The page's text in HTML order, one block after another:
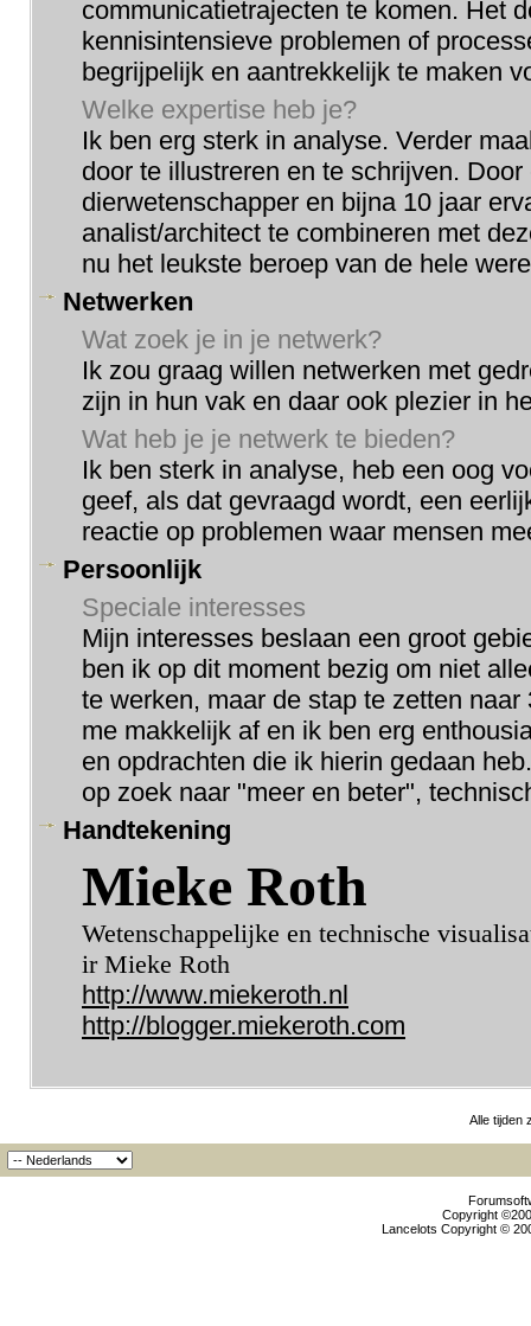
communicatietrajecten te komen. Het
kennisintensieve problemen of
begrijpelijk en aantrekkelijk te maken
Welke expertise heb je?
Ik ben erg sterk in analyse. Verder
door te illustreren en te schrijven.
dierwetenschapper en bijna 10 jaar
analist/architect te combineren met
nu het leukste beroep van de hele
Netwerken
Wat zoek je in je netwerk?
Ik zou graag willen netwerken met
zijn in hun vak en daar ook plezier in
Wat heb je je netwerk te bieden?
Ik ben sterk in analyse, heb een oog
geef, als dat gevraagd wordt, een
reactie op problemen waar mensen
Persoonlijk
Speciale interesses
Mijn interesses beslaan een groot
ben ik op dit moment bezig om niet
te werken, maar de stap te zetten
me makkelijk af en ik ben erg
en opdrachten die ik hierin gedaan
op zoek naar "meer en beter",
Handtekening
Mieke Roth
Wetenschappelijke en technische
ir Mieke Roth
http://www.miekeroth.nl
http://blogger.miekeroth.com
Alle tijden
Copyright
Lancelots Copyright ©